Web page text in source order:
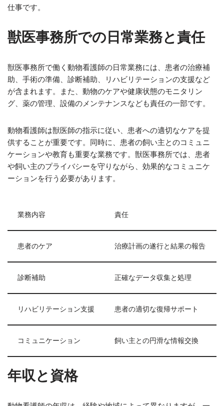
仕事です。
獣医事務所での日常業務と責任
獣医事務所で働く動物看護師の日常業務には、患者の治療補
助、手術の準備、診断補助、リハビリテーションの支援など
が含まれます。また、動物のケアや健康状態のモニタリン
グ、薬の管理、設備のメンテナンスなども責任の一部です。
動物看護師は獣医師の指示に従い、患者への適切なケアを提
供することが重要です。同時に、患者の飼い主とのコミュニ
ケーションや教育も重要な業務です。獣医事務所では、患者
や飼い主のプライバシーを守りながら、効果的なコミュニケ
ーションを行う必要があります。
業務内容 責任
患者のケア 治療計画の遂行と結果の報告
診断補助 正確なデータ収集と処理
リハビリテーション支援 患者の適切な復帰サポート
コミュニケーション 飼い主との円滑な情報交換
年収と資格